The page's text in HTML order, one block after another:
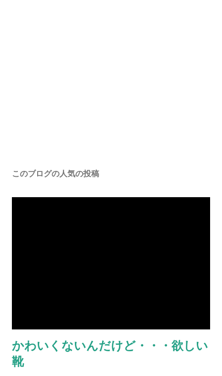
このブログの人気の投稿
かわいくないんだけど・・・欲しい
靴